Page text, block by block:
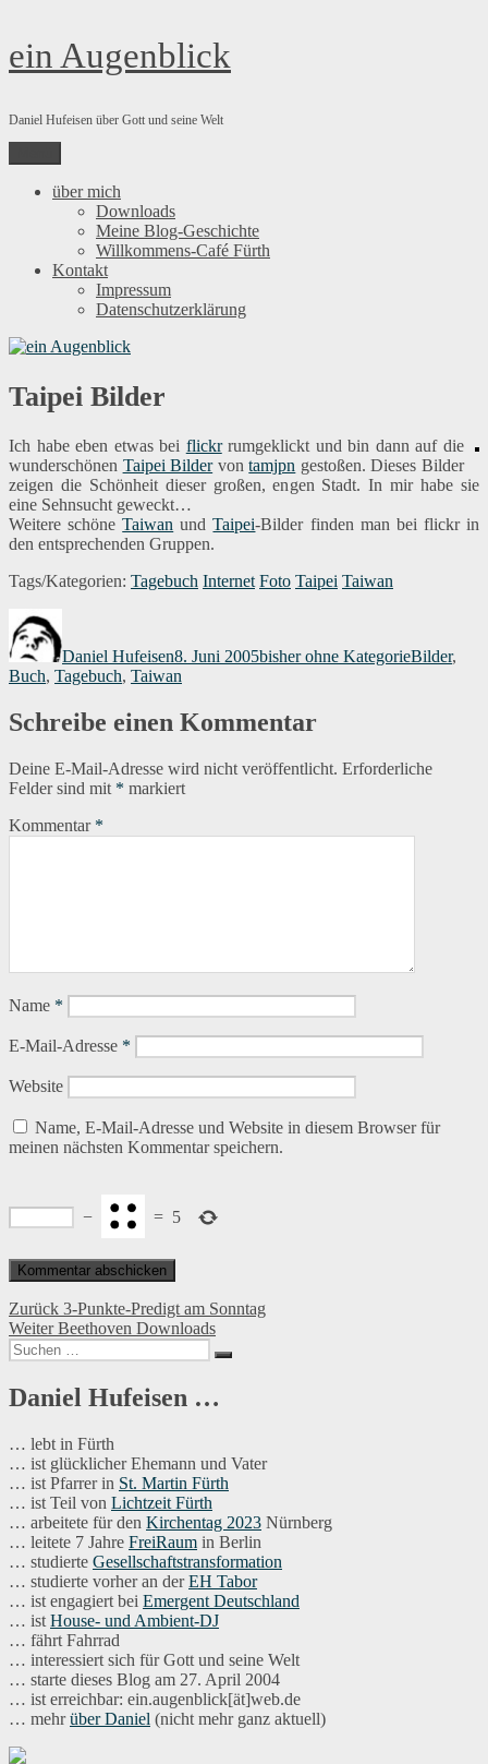
Zum
Inhalt
ein Augenblick
Daniel Hufeisen über Gott und seine Welt
über mich
Downloads
Meine Blog-Geschichte
Willkommens-Café Fürth
Kontakt
Impressum
Datenschutzerklärung
Taipei Bilder
Ich habe eben etwas bei flickrrumgeklickt und bin dann auf die
wunderschönen Taipei Bildervontamjpn gestoßen. Dieses Bilder
zeigen die Schönheit dieser großen, engen Stadt. In mir habe sie
eine Sehnsucht geweckt…
Weitere schöneTaiwan undTaipei-Bilder finden man bei flickr in
den entsprechenden Gruppen.
Tags/Kategorien: Tagebuch Internet Foto Taipei Taiwan
Daniel Hufeisen8. Juni 2005bisher ohne KategorieBilder,
Buch, Tagebuch, Taiwan
Schreibe einen Kommentar
Deine E-Mail-Adresse wird nicht veröffentlicht. Erforderliche
Felder sind mit * markiert
Kommentar *
Name *
E-Mail-Adresse *
Website
Name, E-Mail-Adresse und Website in diesem Browser für
meinen nächsten Kommentar speichern.
− = 5
Beitragsnavigation
Zurück Vorheriger
Beitrag:
3-Punkte-Predigt am Sonntag
Weiter Nächster
Beitrag:
Beethoven Downloads
Suchen
nach:
Suchen
Daniel Hufeisen …
… lebt in Fürth
… ist glücklicher Ehemann und Vater
… ist Pfarrer in St. Martin Fürth
… ist Teil von Lichtzeit Fürth
… arbeitete für den Kirchentag 2023 Nürnberg
… leitete 7 Jahre FreiRaum in Berlin
… studierte Gesellschaftstransformation
… studierte vorher an derEH Tabor
… ist engagiert bei Emergent Deutschland
… ist House- und Ambient-DJ
… fährt Fahrrad
… interessiert sich für Gott und seine Welt
… starte dieses Blog am 27. April 2004
… ist erreichbar: ein.augenblick[ät]web.de
… mehrüber Daniel (nicht mehr ganz aktuell)